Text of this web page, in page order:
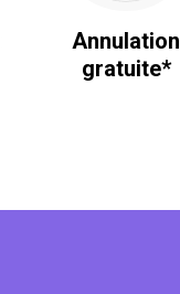
Annulation
gratuite*